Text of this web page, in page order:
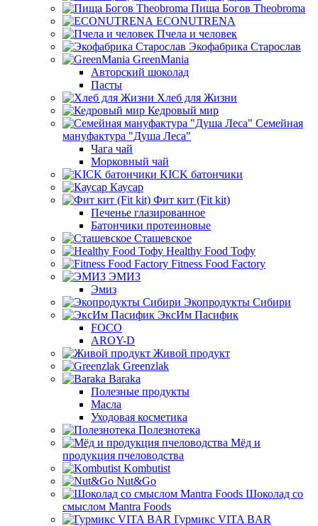
Пища Богов Theobroma
ECONUTRENA
Пчела и человек
Экофабрика Старослав
GreenMania
Авторский шоколад
Пасты
Хлеб для Жизни
Кедровый мир
Семейная
мануфактура "Душа Леса"
Чага чай
Морковный чай
KICK батончики
Каусар
Фит кит (Fit kit)
Печенье глазированное
Батончики протеиновые
Сташевское
Healthy Food Тофу
Fitness Food Factory
ЭМИЗ
Эмиз
Экопродукты Сибири
ЭксИм Пасифик
FOCO
AROY-D
Живой продукт
Greenzlak
Baraka
Полезные продукты
Масла
Уходовая косметика
Полезнотека
Мёд и
продукция пчеловодства
Kombutist
Nut&Go
Шоколад со
смыслом Mantra Foods
Гурмикс VITA BAR